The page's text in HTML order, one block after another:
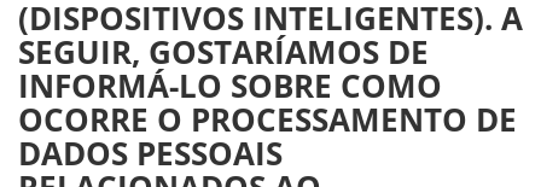
(DISPOSITIVOS INTELIGENTES). A
SEGUIR, GOSTARÍAMOS DE
INFORMÁ-LO SOBRE COMO
OCORRE O PROCESSAMENTO DE
DADOS PESSOAIS